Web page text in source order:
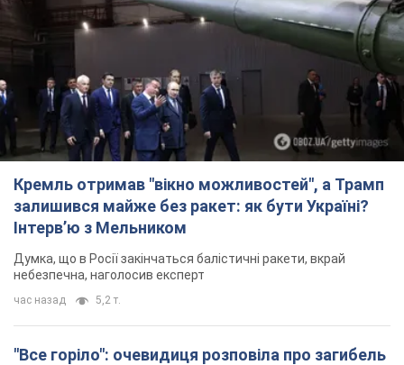
Кремль отримав "вікно можливостей", а Трамп
залишився майже без ракет: як бути Україні?
Інтерв’ю з Мельником
Думка, що в Росії закінчаться балістичні ракети, вкрай
небезпечна, наголосив експерт
час назад 5,2 т.
"Все горіло": очевидиця розповіла про загибель